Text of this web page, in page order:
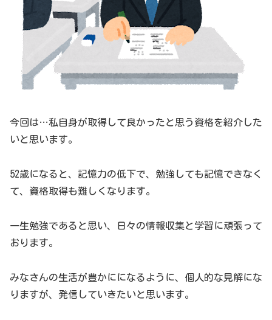
今回は…私自身が取得して良かったと思う資格を紹介した
いと思います。
52歳になると、記憶力の低下で、勉強しても記憶できなく
て、資格取得も難しくなります。
一生勉強であると思い、日々の情報収集と学習に頑張って
おります。
みなさんの生活が豊かにになるように、個人的な見解にな
りますが、発信していきたいと思います。